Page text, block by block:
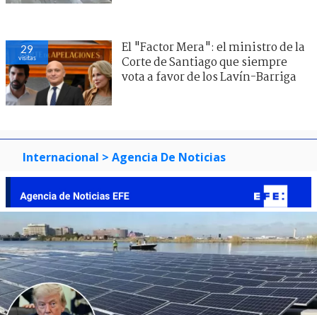
29
visitas
El "Factor Mera": el ministro de la
Corte de Santiago que siempre
vota a favor de los Lavín-Barriga
Internacional > Agencia De Noticias